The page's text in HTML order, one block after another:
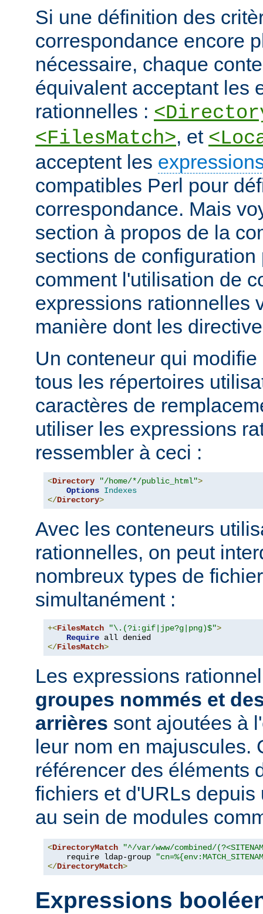
Si une définition des
correspondance encore
nécessaire, chaque
équivalent acceptant les
rationnelles :
<FilesMatch>, et
acceptent les
compatibles Perl pour
correspondance. Mais
section à propos de la
sections de
comment l'utilisation de
expressions rationnelles
manière dont les
Un conteneur qui
tous les répertoires
caractères de
utiliser les expressions
ressembler à ceci :
<Directory "/home/*/public_html">
Options Indexes
</Directory>
Avec les conteneurs
rationnelles, on peut
nombreux types de
simultanément :
+<FilesMatch "\.(?i:gif|jpe?g|png)$">
Require
</FilesMatch>
Les expressions
groupes nommés et
arrières sont ajoutées à
leur nom en majuscules.
référencer des éléments
fichiers et d'URLs
au sein de modules
<DirectoryMatch
"^/var/www/combined/
    require ldap-group
</DirectoryMatch>
Expressions